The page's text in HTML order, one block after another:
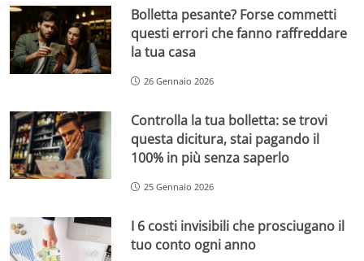
Bolletta pesante? Forse commetti
questi errori che fanno raffreddare
la tua casa
26 Gennaio 2026
Controlla la tua bolletta: se trovi
questa dicitura, stai pagando il
100% in più senza saperlo
25 Gennaio 2026
I 6 costi invisibili che prosciugano il
tuo conto ogni anno